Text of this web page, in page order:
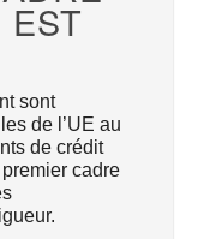
sont
de l’UE au
de crédit
cadre